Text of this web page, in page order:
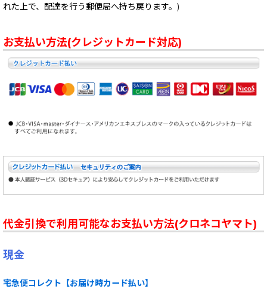
れた上で、配達を行う郵便局へ持ち戻ります。)
お支払い方法(クレジットカード対応)
代金引換で利用可能なお支払い方法(クロネコヤマト)
現金
宅急便コレクト【お届け時カード払い】